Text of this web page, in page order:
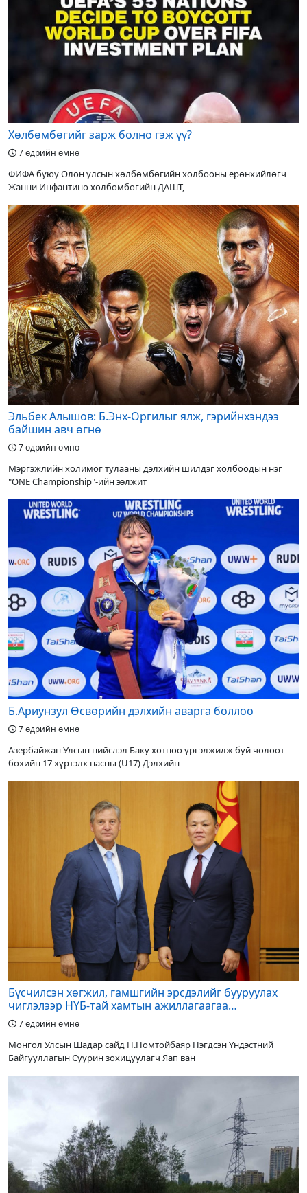
Хөлбөмбөгийг зарж болно гэж үү?
7 өдрийн өмнө
ФИФА буюу Олон улсын хөлбөмбөгийн холбооны ерөнхийлөгч
Жанни Инфантино хөлбөмбөгийн ДАШТ,
Эльбек Алышов: Б.Энх-Оргилыг ялж, гэрийнхэндээ
байшин авч өгнө
7 өдрийн өмнө
Мэргэжлийн холимог тулааны дэлхийн шилдэг холбоодын нэг
"ONE Championship"-ийн ээлжит
Б.Ариунзул Өсвөрийн дэлхийн аварга боллоо
7 өдрийн өмнө
Азербайжан Улсын нийслэл Баку хотноо үргэлжилж буй чөлөөт
бөхийн 17 хүртэлх насны (U17) Дэлхийн
Бүсчилсэн хөгжил, гамшгийн эрсдэлийг бууруулах
чиглэлээр НҮБ-тай хамтын ажиллагаагаа
өргөжүүлэхээр санал солилцлоо
7 өдрийн өмнө
Монгол Улсын Шадар сайд Н.Номтойбаяр Нэгдсэн Үндэстний
Байгууллагын Суурин зохицуулагч Яап ван